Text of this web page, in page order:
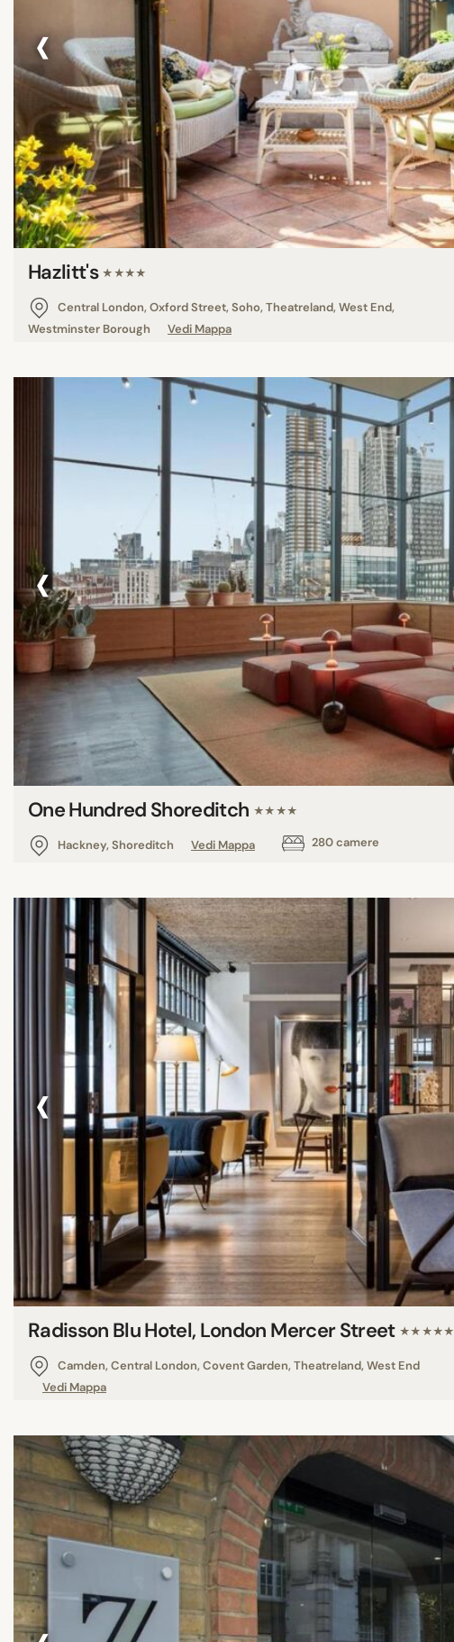
‹
Hazlitt's ★★★★
Central London, Oxford Street, Soho, Theatreland, West End,
Westminster Borough
Vedi Mappa
‹
One Hundred Shoreditch ★★★★
Hackney, Shoreditch Vedi Mappa 280 camere
‹
Radisson Blu Hotel, London Mercer Street ★★★★★
Camden, Central London, Covent Garden, Theatreland, West End
Vedi Mappa